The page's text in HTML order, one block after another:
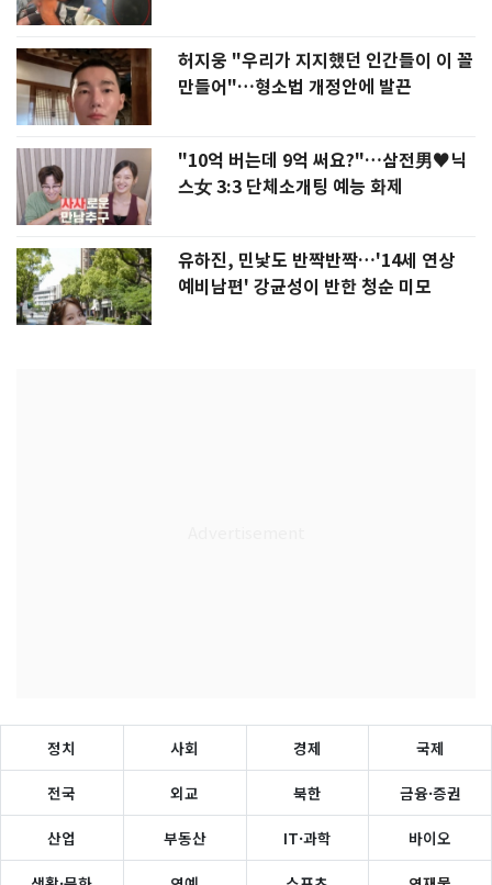
허지웅 "우리가 지지했던 인간들이 이 꼴
만들어"…형소법 개정안에 발끈
"10억 버는데 9억 써요?"…삼전男♥닉
스女 3:3 단체소개팅 예능 화제
유하진, 민낯도 반짝반짝…'14세 연상
예비남편' 강균성이 반한 청순 미모
정치 사회 경제 국제
전국 외교 북한 금융·증권
산업 부동산 IT·과학 바이오